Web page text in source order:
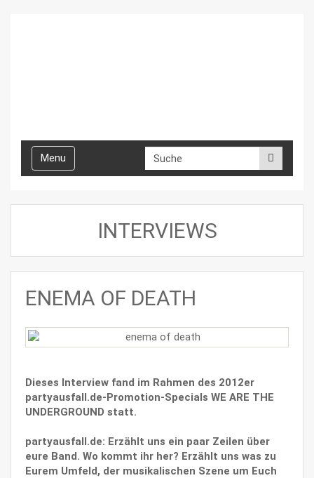
Toggle
navigation
Menu
INTERVIEWS
ENEMA OF DEATH
Dieses Interview fand im Rahmen des 2012er
partyausfall.de-Promotion-Specials WE ARE THE
UNDERGROUND statt.
partyausfall.de: Erzählt uns ein paar Zeilen über
eure Band. Wo kommt ihr her? Erzählt uns was zu
Eurem Umfeld, der musikalischen Szene um Euch